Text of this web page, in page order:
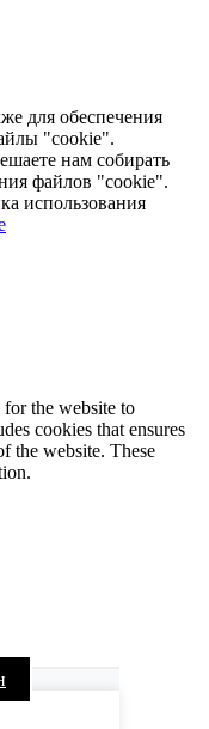
для обеспечения
"cookie".
нам собирать
файлов "cookie".
использования
for the website to
cookies that ensures
the website. These